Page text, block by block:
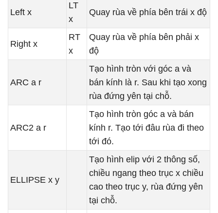
Left x
LT
x
Quay rùa về phía bên trái x độ
Right x
RT
x
Quay rùa về phía bên phải x
độ
ARC a r
Tạo hình tròn với góc a và
bán kính là r. Sau khi tạo xong
rùa đứng yên tại chỗ.
ARC2 a r
Tạo hình tròn góc a và bán
kính r. Tạo tới đâu rùa đi theo
tới đó.
ELLIPSE x y
Tạo hình elip với 2 thông số,
chiều ngang theo trục x chiều
cao theo trục y, rùa đứng yên
tại chỗ.